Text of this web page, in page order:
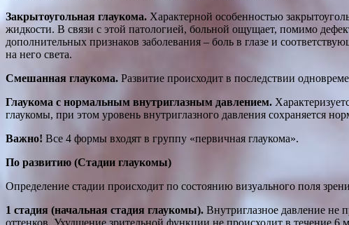
Закрытоугольная глаукома. Характерной особенностью
жидкости. В связи с этой патологией, больной ощущает, помимо
дополнительных признаков заболевания – боль в глазе и
на него света.
Смешанная глаукома. Развитие происходит в последствии
Глаукома с нормальным внутриглазным давлением.
глаукомы, при этом уровень внутриглазного давления сохраняется
Важно! Все 4 формы входят в группу «первичная глаукома».
По развитию (Стадии глаукомы)
Определение стадии происходит по состоянию визуального поля
1 стадия (начальная стадия глаукомы). Внутриглазное давление не